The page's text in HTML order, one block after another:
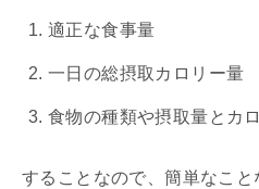
適正な食事量
一日の総摂取カロリー量
食物の種類や摂取量とカ
することなので、簡単なこと